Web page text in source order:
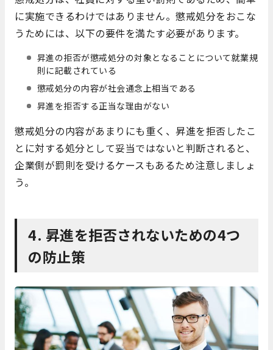
に実施できるわけではありません。懲戒処分をおこな
うためには、以下の要件を満たす必要があります。
昇進の拒否が懲戒処分の対象となることについて就業規
則に記載されている
懲戒処分の内容が社会通念上相当である
昇進を拒否する正当な理由がない
懲戒処分の内容があまりにも重く、昇進を拒否したこ
とに対する処分として妥当ではないと判断されると、
企業側が罰則を受けるケースもあるため注意しましょ
う。
4. 昇進を拒否されないための4つ
の防止策